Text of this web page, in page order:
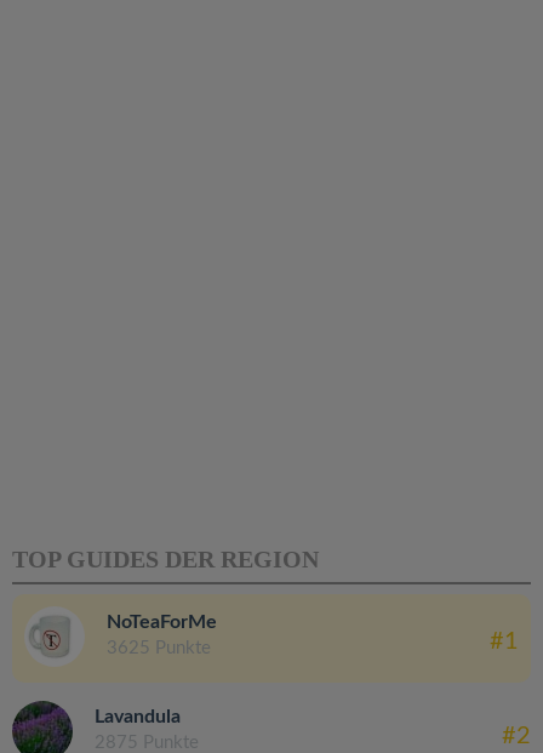
TOP GUIDES DER REGION
NoTeaForMe
3625 Punkte #1
Lavandula
2875 Punkte #2